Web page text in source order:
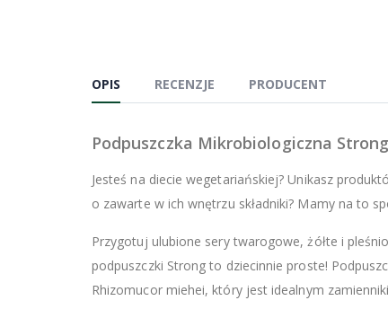
OPIS RECENZJE PRODUCENT
Podpuszczka Mikrobiologiczna
Jesteś na diecie wegetariańskiej? Unikasz
o zawarte w ich wnętrzu składniki? Mamy na to
Przygotuj ulubione sery twarogowe, żółte i
podpuszczki Strong to dziecinnie proste!
Rhizomucor miehei, który jest idealnym